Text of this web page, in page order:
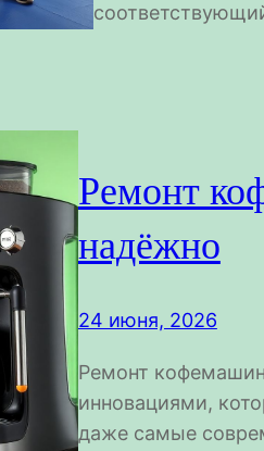
Ремонт
надёжно
24 июня, 2026
Ремонт
инновациями,
даже самые